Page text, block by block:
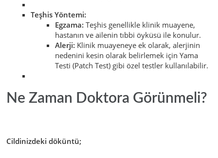
Teşhis Yöntemi:
Egzama: Teşhis genellikle klinik muayene,
hastanın ve ailenin tıbbi öyküsü ile konulur.
Alerji: Klinik muayeneye ek olarak, alerjinin
nedenini kesin olarak belirlemek için Yama
Testi (Patch Test) gibi özel testler kullanılabilir.
Ne Zaman Doktora Görünmeli?
Cildinizdeki döküntü;